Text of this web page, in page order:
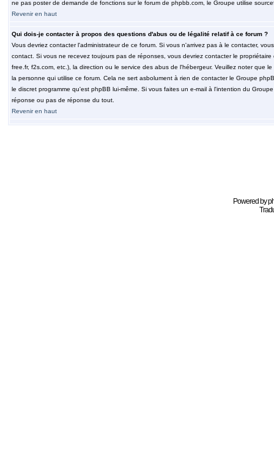
ne pas poster de demande de fonctions sur le forum de phpbb.com, le Groupe utilise
Revenir en haut
Qui dois-je contacter à propos des questions d'abus ou de légalité relatif à ce forum ?
Vous devriez contacter l'administrateur de ce forum. Si vous n'arrivez pas à le contacter,
contact. Si vous ne recevez toujours pas de réponses, vous devriez contacter le
free.fr, f2s.com, etc.), la direction ou le service des abus de l'hébergeur. Veuillez noter
la personne qui utilise ce forum. Cela ne sert asbolument à rien de contacter le Groupe
le discret programme qu'est phpBB lui-même. Si vous faites un e-mail à l'intention du
réponse ou pas de réponse du tout.
Revenir en haut
Powered by